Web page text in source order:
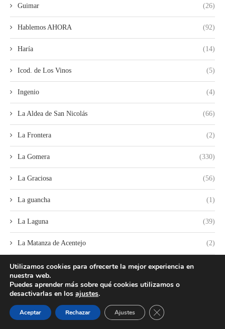
Guimar (26)
Hablemos AHORA (92)
Haría (14)
Icod. de Los Vinos (5)
Ingenio (4)
La Aldea de San Nicolás (66)
La Frontera (2)
La Gomera (330)
La Graciosa (56)
La guancha (1)
La Laguna (39)
La Matanza de Acentejo (2)
La Oliva
La Orotava
Utilizamos cookies para ofrecerte la mejor experiencia en
nuestra web.
Puedes aprender más sobre qué cookies utilizamos o
desactivarlas en los ajustes.
Aceptar Rechazar Ajustes CERRAR EL